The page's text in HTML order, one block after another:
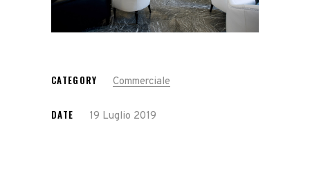
CATEGORY Commerciale
DATE 19 Luglio 2019